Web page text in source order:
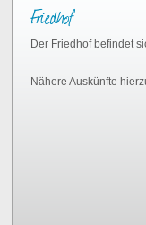
Friedhof
Der Friedhof befindet
Nähere Auskünfte